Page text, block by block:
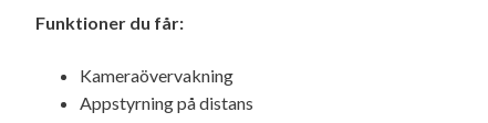
Funktioner du får:
Kameraövervakning
Appstyrning på distans